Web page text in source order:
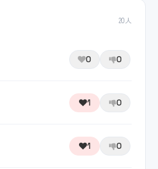
20人
0 0
1 0
1 0